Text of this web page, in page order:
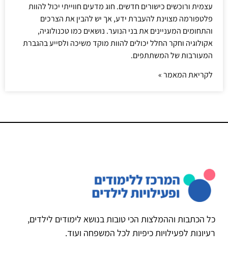
עצמית ורוכשים כישורים חדשים. חוג מדעים חווייתי יכול להוות
פלטפורמה מצוינת להעברת ידע, אך יש להבין את הצרכים
והתחומים המעניינים את בני הנוער. נושאים כמו טכנולוגיה,
אקולוגיה וחקר החלל יכולים להוות מוקד משיכה ולסייע בהגברת
המעורבות של המשתתפים.
לקריאת המאמר »
כל הכתבות וההמלצות הכי טובות בנושא לימודים לילדים,
רעיונות לפעילויות כיפיות לכל המשפחה ועוד.